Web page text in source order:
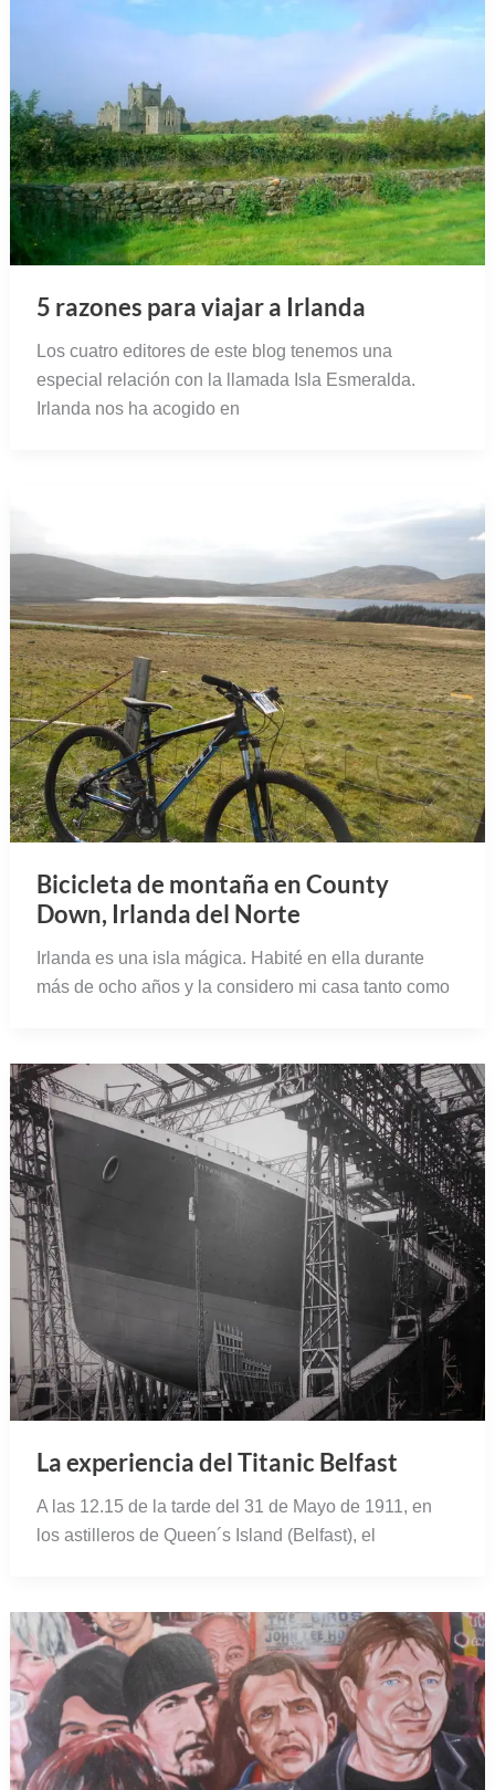
5 razones para viajar a Irlanda
Los cuatro editores de este blog tenemos una
especial relación con la llamada Isla Esmeralda.
Irlanda nos ha acogido en
Bicicleta de montaña en County
Down, Irlanda del Norte
Irlanda es una isla mágica. Habité en ella durante
más de ocho años y la considero mi casa tanto como
La experiencia del Titanic Belfast
A las 12.15 de la tarde del 31 de Mayo de 1911, en
los astilleros de Queen´s Island (Belfast), el